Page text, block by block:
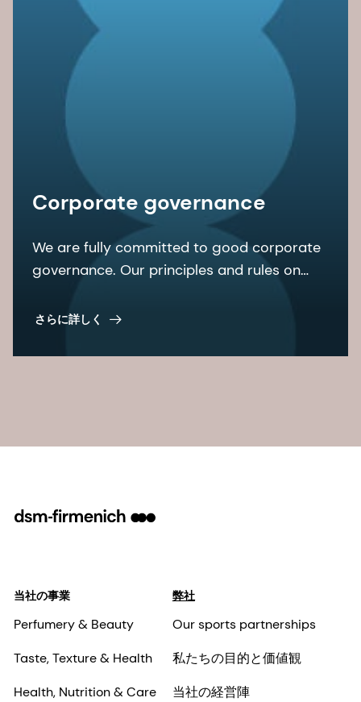
Corporate governance
We are fully committed to good corporate
governance. Our principles and rules on
articles of association and the
documents.
さらに詳しく
当社の事業
Perfumery & Beauty
Taste, Texture & Health
Health, Nutrition & Care
弊社
Our sports partnerships
私たちの目的と価値観
当社の経営陣